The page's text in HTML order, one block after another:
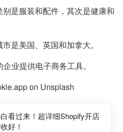
是服装和配件，其次是健康和
是美国、英国和加拿大。
业提供电子商务工具。
on Unsplash
看过来！超详细Shopify开店
好！